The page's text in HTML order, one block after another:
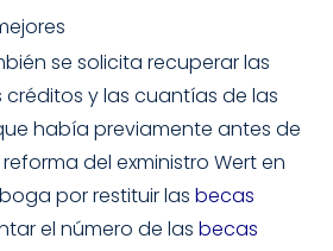
se solicita recuperar las
y las cuantías de las
había previamente antes de
del exministro Wert en
por restituir las becas
el número de las becas